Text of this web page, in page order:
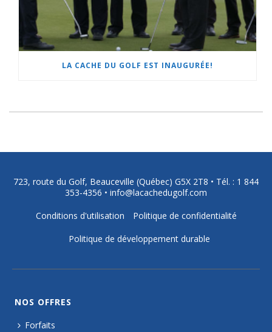
LA CACHE DU GOLF EST INAUGURÉE!
723, route du Golf, Beauceville (Québec) G5X 2T8 • Tél. : 1 844
353-4356 • info@lacachedugolf.com
Conditions d'utilisation
Politique de confidentialité
Politique de développement durable
NOS OFFRES
Forfaits